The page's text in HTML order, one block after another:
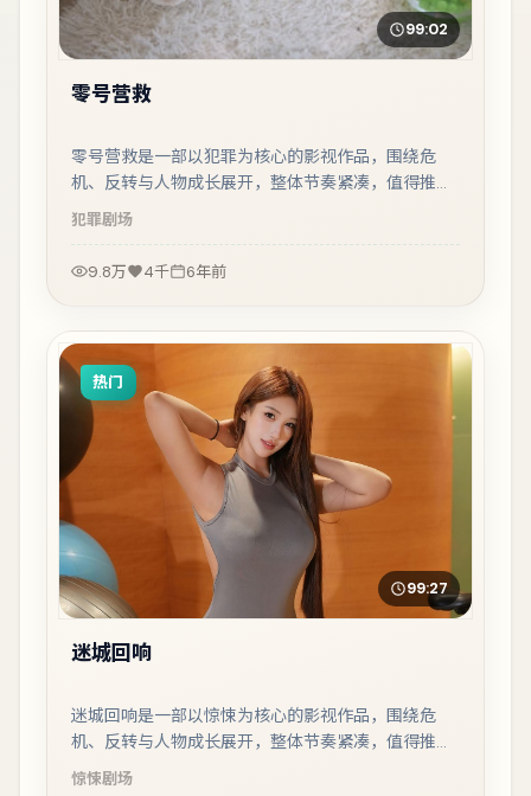
99:02
零号营救
零号营救是一部以犯罪为核心的影视作品，围绕危
机、反转与人物成长展开，整体节奏紧凑，值得推荐
观看。
犯罪剧场
9.8万 4千 6年前
热门
99:27
迷城回响
迷城回响是一部以惊悚为核心的影视作品，围绕危
机、反转与人物成长展开，整体节奏紧凑，值得推荐
观看。
惊悚剧场